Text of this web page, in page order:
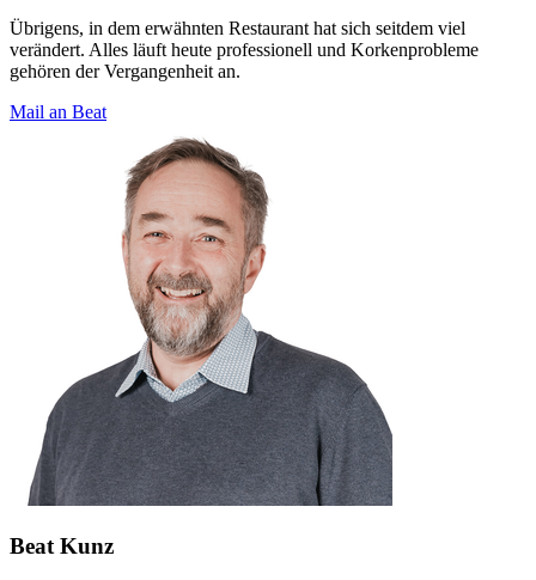
Übrigens, in dem erwähnten Restaurant hat sich seitdem viel
verändert. Alles läuft heute professionell und Korkenprobleme
gehören der Vergangenheit an.
Mail an Beat
Beat Kunz